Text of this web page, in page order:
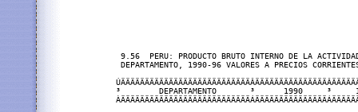
9.56  PERU: PRODUCTO BRUTO INTERNO DE LA
DEPARTAMENTO, 1990-96 VALORES A PRECIOS
³        DEPARTAMENTO       ³      1990     ³